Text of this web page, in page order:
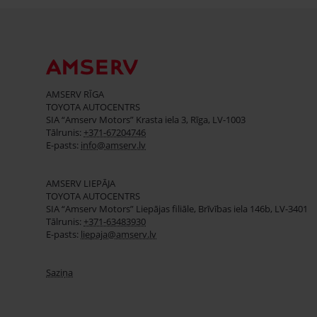
AMSERV RĪGA
TOYOTA AUTOCENTRS
SIA “Amserv Motors” Krasta iela 3, Rīga, LV-1003
Tālrunis: +371-67204746
E-pasts: info@amserv.lv
AMSERV LIEPĀJA
TOYOTA AUTOCENTRS
SIA “Amserv Motors” Liepājas filiāle, Brīvības iela 146b, LV-3401
Tālrunis: +371-63483930
E-pasts: liepaja@amserv.lv
Saziņa